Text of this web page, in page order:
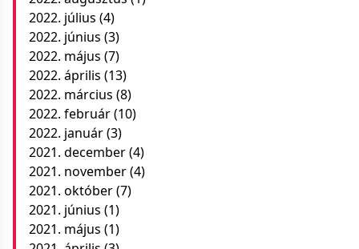
2022. július (4)
2022. június (3)
2022. május (7)
2022. április (13)
2022. március (8)
2022. február(10)
2022. január(3)
2021. december(4)
2021. november(4)
2021. október(7)
2021. június (1)
2021. május (1)